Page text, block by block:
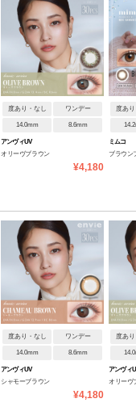
度あり・なし ワンデー
14.0mm 8.6mm
アンヴィUV
オリーヴブラウン
¥4,180
度あ
ミムコ
ブラウン
度あり・なし ワンデー
14.0mm 8.6mm
アンヴィUV
シャモーブラウン
¥4,180
度あ
アンヴィ
オリーヴ